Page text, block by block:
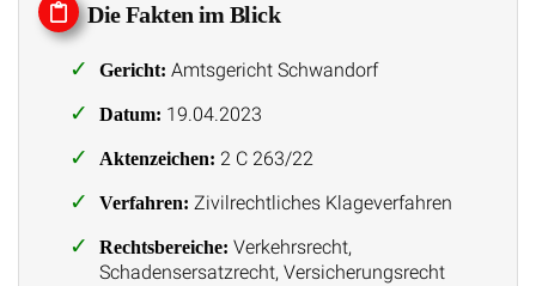
Die Fakten im Blick
Gericht: Amtsgericht Schwandorf
Datum: 19.04.2023
Aktenzeichen: 2 C 263/22
Verfahren: Zivilrechtliches Klageverfahren
Rechtsbereiche: Verkehrsrecht,
Schadensersatzrecht, Versicherungsrecht